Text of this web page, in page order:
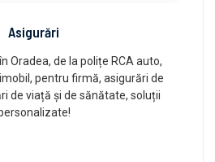
Asigurări
Oradea, de la polițe RCA auto,
pentru firmă, asigurări de
de viață și de sănătate, soluții